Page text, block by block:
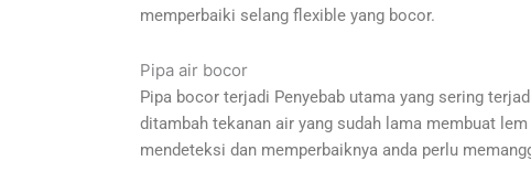
memperbaiki selang flexible yang bocor.
Pipa air bocor
Pipa bocor terjadi Penyebab utama yang sering
ditambah tekanan air yang sudah lama membuat
mendeteksi dan memperbaiknya anda perlu